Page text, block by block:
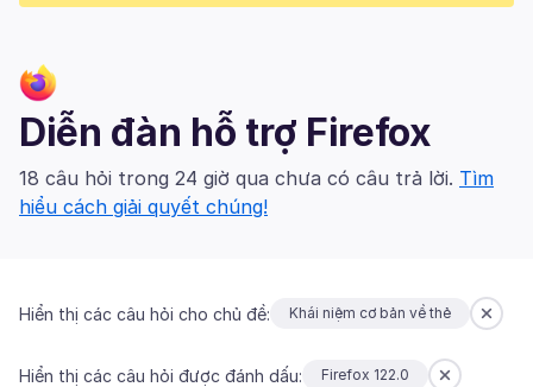
Diễn đàn hỗ trợ Firefox
18 câu hỏi trong 24 giờ qua chưa có câu trả lời. Tìm
hiểu cách giải quyết chúng!
Hiển thị các câu hỏi cho chủ đề: Khái niệm cơ bản về thẻ
Hiển thị các câu hỏi được đánh dấu: Firefox 122.0